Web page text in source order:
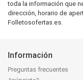
toda la información que
dirección, horario de
Folletosofertas.es.
Información
Preguntas frecuentes